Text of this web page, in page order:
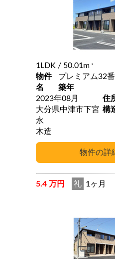
1LDK / 50.01m 2
物件
名
プレミアム32
築年
2023年08月
住
大分県中津市下宮
永
構
木造
5.4 万円 礼 1ヶ月